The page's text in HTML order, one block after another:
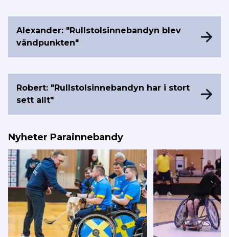
Alexander: "Rullstolsinnebandyn blev
vändpunkten"
Robert: "Rullstolsinnebandyn har i stort
sett allt"
Nyheter Parainnebandy